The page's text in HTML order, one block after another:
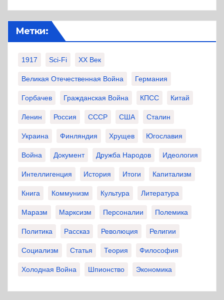
Метки:
1917 Sci-Fi XX Век
Великая Отечественная Война Германия
Горбачев Гражданская Война КПСС Китай
Ленин Россия СССР США Сталин
Украина Финляндия Хрущев Югославия
Война Документ Дружба Народов Идеология
Интеллигенция История Итоги Капитализм
Книга Коммунизм Культура Литература
Маразм Марксизм Персоналии Полемика
Политика Рассказ Революция Религии
Социализм Статья Теория Философия
Холодная Война Шпионство Экономика